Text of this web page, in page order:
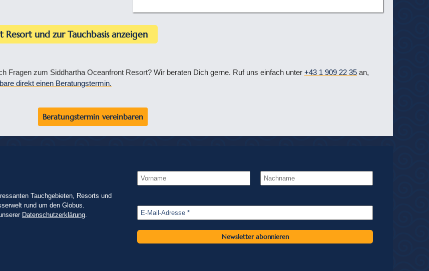
und zur Tauchbasis anzeigen
Fragen zum Siddhartha Oceanfront Resort? Wir beraten Dich gerne. Ruf uns einfach unter +43 1 909 22 35 an,
direkt einen Beratungstermin.
Beratungstermin vereinbaren
Tauchgebieten, Resorts und
rund um den Globus.
Datenschutzerklärung.